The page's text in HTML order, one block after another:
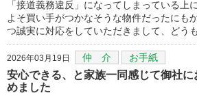
「接道義務違反」になってしまっている上
よそ買い手がつかなそうな物件だったにも
つ誠実に対応をしていただきまして、どう
2026年03月19日 仲 介 お手紙
安心できる、と家族一同感じて御社
めました